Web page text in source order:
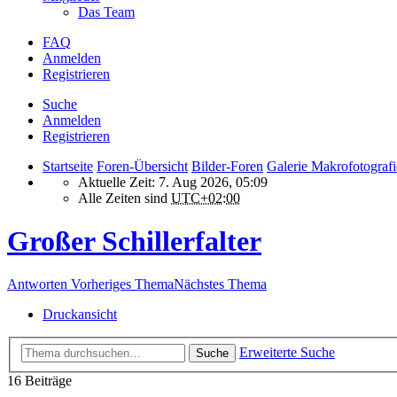
Das Team
FAQ
Anmelden
Registrieren
Suche
Anmelden
Registrieren
Startseite Foren-Übersicht Bilder-Foren Galerie
Aktuelle Zeit: 7. Aug 2026, 05:09
Alle Zeiten sind UTC+02:00
Großer Schillerfalter
Antworten Vorheriges ThemaNächstes Thema
Druckansicht
Suche
Erweiterte Suche
16 Beiträge